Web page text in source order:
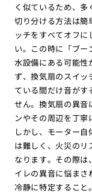
く似ているため、
切り分ける方法は簡
ッチをすべてオフ
い。この時に「ブ
水設備にある可能性
ず、換気扇のスイッ
ている間だけ音がす
せん。換気扇の異音
ンやその周辺を丁寧
しかし、モーター
は難しく、火災のリ
なります。その際は
イレの異音に悩まさ
冷静に特定すること